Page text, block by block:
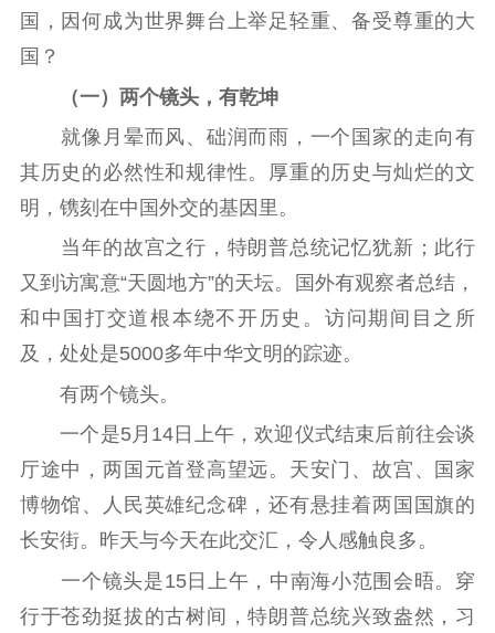
工作动态
理论武装
理论学习 宣传宣讲 研究阐释
哲学社科
社科强省 工作通知
成果集萃
江苏文脉
资料下载
新闻宣传
主题宣传
记者之家
品牌栏目
文化文艺
紫金文化艺术节
品牌活动 紫艺舞台
国，因何成为世界舞台上举足轻重、备受尊重的大
国？
（一）两个镜头，有乾坤
就像月晕而风、础润而雨，一个国家的走向有
其历史的必然性和规律性。厚重的历史与灿烂的文
明，镌刻在中国外交的基因里。
当年的故宫之行，特朗普总统记忆犹新；此行
又到访寓意“天圆地方”的天坛。国外有观察者总结，
和中国打交道根本绕不开历史。访问期间目之所
及，处处是5000多年中华文明的踪迹。
有两个镜头。
一个是5月14日上午，欢迎仪式结束后前往会谈
厅途中，两国元首登高望远。天安门、故宫、国家
博物馆、人民英雄纪念碑，还有悬挂着两国国旗的
长安街。昨天与今天在此交汇，令人感触良多。
一个镜头是15日上午，中南海小范围会晤。穿
行于苍劲挺拔的古树间，特朗普总统兴致盎然，习